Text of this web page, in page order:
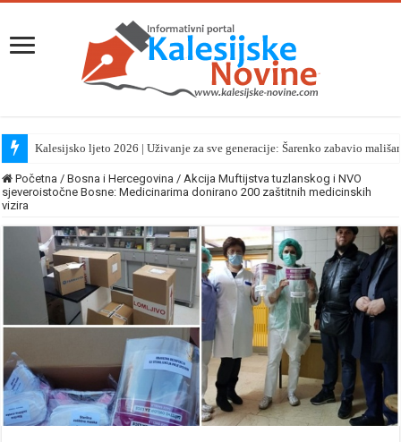
Kalesijsko ljeto 2026 | Uživanje za sve generacije: Šarenko zabavio
Početna / Bosna i Hercegovina / Akcija Muftijstva tuzlanskog i NVO
sjeveroistočne Bosne: Medicinarima donirano 200 zaštitnih medicinskih
vizira